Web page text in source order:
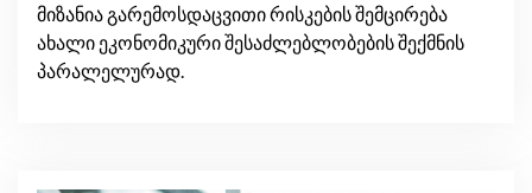
მიზანია გარემოსდაცვითი რისკების შემცირება
ახალი ეკონომიკური შესაძლებლობების შექმნის
პარალელურად.